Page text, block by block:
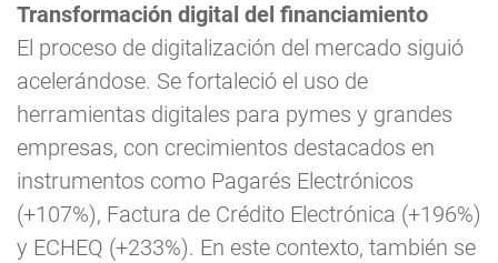
Transformación digital del financiamiento
El proceso de digitalización del mercado siguió
acelerándose. Se fortaleció el uso de
herramientas digitales para pymes y grandes
empresas, con crecimientos destacados en
instrumentos como Pagarés Electrónicos
(+107%), Factura de Crédito Electrónica (+196%)
y ECHEQ (+233%). En este contexto, también se